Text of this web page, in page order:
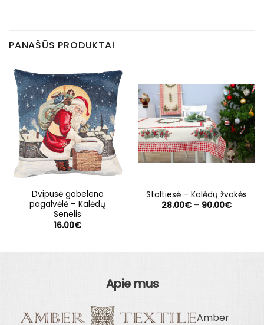
PANAŠŪS PRODUKTAI
Dvipusė gobeleno
pagalvėlė – Kalėdų
Senelis
16.00€
Staltiesė – Kalėdų žvakės
28.00€ – 90.00€Price
Apie mus
Amber